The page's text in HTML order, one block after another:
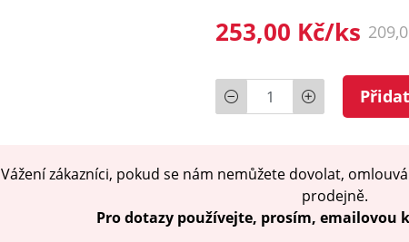
253,00 Kč/ks
Počet
Vážení zákazníci, pokud se nám nemůžete dovolat,
prodejně.
Pro dotazy používejte, prosím, emailovou